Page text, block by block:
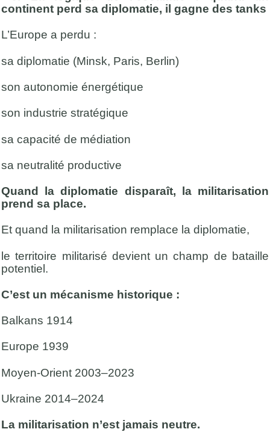
continent perd sa diplomatie, il gagne des tanks
L’Europe a perdu :
sa diplomatie (Minsk, Paris, Berlin)
son autonomie énergétique
son industrie stratégique
sa capacité de médiation
sa neutralité productive
Quand la diplomatie disparaît, la militarisation
prend sa place.
Et quand la militarisation remplace la diplomatie,
le territoire militarisé devient un champ de bataille
potentiel.
C’est un mécanisme historique :
Balkans 1914
Europe 1939
Moyen-Orient 2003–2023
Ukraine 2014–2024
La militarisation n’est jamais neutre.